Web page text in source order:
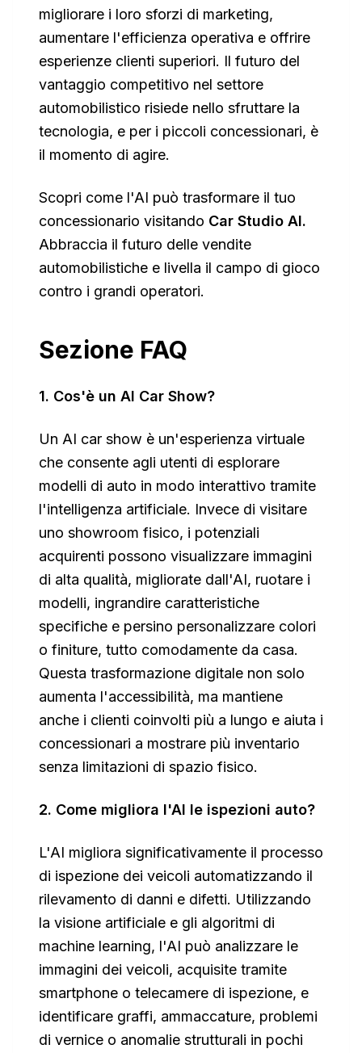
migliorare i loro sforzi di marketing,
aumentare l'efficienza operativa e offrire
esperienze clienti superiori. Il futuro del
vantaggio competitivo nel settore
automobilistico risiede nello sfruttare la
tecnologia, e per i piccoli concessionari, è
il momento di agire.
Scopri come l'AI può trasformare il tuo
concessionario visitando Car Studio AI.
Abbraccia il futuro delle vendite
automobilistiche e livella il campo di gioco
contro i grandi operatori.
Sezione FAQ
1. Cos'è un AI Car Show?
Un AI car show è un'esperienza virtuale
che consente agli utenti di esplorare
modelli di auto in modo interattivo tramite
l'intelligenza artificiale. Invece di visitare
uno showroom fisico, i potenziali
acquirenti possono visualizzare immagini
di alta qualità, migliorate dall'AI, ruotare i
modelli, ingrandire caratteristiche
specifiche e persino personalizzare colori
o finiture, tutto comodamente da casa.
Questa trasformazione digitale non solo
aumenta l'accessibilità, ma mantiene
anche i clienti coinvolti più a lungo e aiuta i
concessionari a mostrare più inventario
senza limitazioni di spazio fisico.
2. Come migliora l'AI le ispezioni auto?
L'AI migliora significativamente il processo
di ispezione dei veicoli automatizzando il
rilevamento di danni e difetti. Utilizzando
la visione artificiale e gli algoritmi di
machine learning, l'AI può analizzare le
immagini dei veicoli, acquisite tramite
smartphone o telecamere di ispezione, e
identificare graffi, ammaccature, problemi
di vernice o anomalie strutturali in pochi